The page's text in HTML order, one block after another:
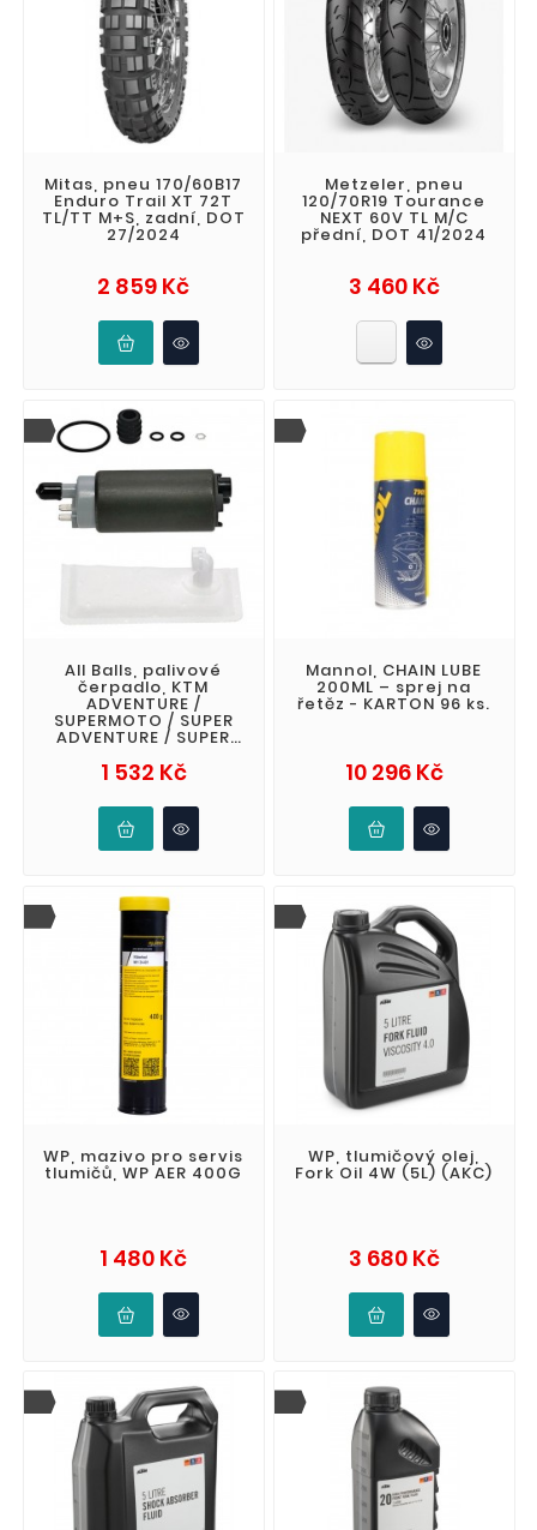
Mitas, pneu 170/60B17
Enduro Trail XT 72T
TL/TT M+S, zadní, DOT
27/2024
2 859 KčCena
Metzeler, pneu
120/70R19 Tourance
NEXT 60V TL M/C
přední, DOT 41/2024
3 460 KčCena
All Balls, palivové
čerpadlo, KTM
ADVENTURE /
SUPERMOTO / SUPER
ADVENTURE / SUPER
/ 1190 / 1290
1 532 KčCena
Mannol, CHAIN LUBE
200ML – sprej na
řetěz - KARTON 96 ks.
10 296 KčCena
WP, mazivo pro servis
tlumičů, WP AER 400G
1 480 KčCena
WP, tlumičový olej,
Fork Oil 4W (5L) (AKC)
3 680 KčCena